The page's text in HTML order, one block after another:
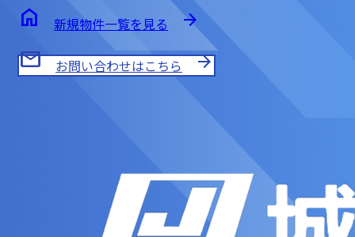
home 新規物件一覧を見る arrow_forward
mail お問い合わせはこちら arrow_forward